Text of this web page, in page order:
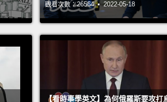
觀看次數：26564 • 2022-05-18
【看時事學英文】為何俄羅斯要攻打